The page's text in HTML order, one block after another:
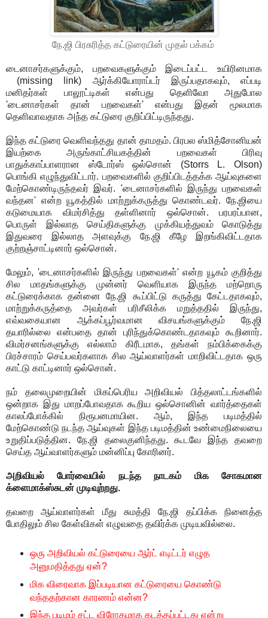
நே.ஜி பிரசுரித்த கட்டுரையின் முதல் பக்கம்
டைனாசர்களுக்கும், பறவைகளுக்கும் இடைப்பட்ட உயிரினமாக
(missing link) ஆர்க்கியோராப்டர் இருப்பதாகவும், எப்படி
மனிதர்கள் பாலூட்டிகள் என்பது தெளிவோ அதுபோல
'டைனாசர்கள் தான் பறவைகள்' என்பது இதன் மூலமாக
தெளிவாவதாக அந்த கட்டுரை குறிப்பிட்டிருந்தது.
இந்த கட்டுரை வெளிவந்தது தான் தாமதம். பிரபல ஸ்மித்சோனியன்
இயற்கை அருங்காட்சியகத்தின் பறவைகள் பிரிவு
பாதுக்காப்பாளரான ஸ்டோர்ஸ் ஒல்சொன் (Storrs L. Olson)
பொங்கி எழுந்துவிட்டார். பறவைகளில் குறிப்பிடத்தக்க ஆய்வுகளை
மேற்கொண்டிருந்தவர் இவர். 'டைனாசர்களில் இருந்து பறவைகள்
வந்தன' என்ற யூகத்தில் மாற்றுக்கருத்து கொண்டவர். நே.ஜியை
கடுமையாக விமர்சித்து தள்ளினார் ஒல்சொன். பரபரப்பான,
பொருள் இல்லாத செய்திகளுக்கு முக்கியத்துவம் கொடுத்து
இதுவரை இல்லாத அளவுக்கு நே.ஜி கீழே இறங்கிவிட்டதாக
குற்றஞ்சாட்டினார் ஒல்சொன்.
மேலும், 'டைனாசர்களில் இருந்து பறவைகள்' என்ற யூகம் குறித்து
சில மாதங்களுக்கு முன்னர் வெளியாக இருந்த மற்றொரு
கட்டுரைக்காக தன்னை நே.ஜி கூப்பிட்டு கருத்து கேட்டதாகவும்,
மாற்றுக்கருத்தை அவர்கள் பரிசீலிக்க மறுத்ததில் இருந்து,
எவ்வகையான ஆக்கப்பூர்வமான விசயங்களுக்கும் நே.ஜி
தயாரில்லை என்பதை தான் புரிந்துக்கொண்டதாகவும் கூறினார்.
விமர்சனங்களுக்கு எல்லாம் கிரீடமாக, தங்கள் நம்பிக்கைக்கு
பிரச்சாரம் செய்பவர்களாக சில ஆய்வாளர்கள் மாறிவிட்டதாக ஒரு
காட்டு காட்டினார் ஒல்சொன்.
நம் தலைமுறையின் மிகப்பெரிய அறிவியல் பித்தலாட்டங்களில்
ஒன்றாக இது மாறப்போவதாக கூறிய ஒல்சொனின் வார்த்தைகள்
காலப்போக்கில் நிரூபனமாயின. ஆம், இந்த படிமத்தில்
மேற்கொண்டு நடந்த ஆய்வுகள் இந்த படிமத்தின் உண்மைநிலையை
உறுதிப்படுத்தின. நே.ஜி தலைகுனிந்தது. கூடவே இந்த தவறை
செய்த ஆய்வாளர்களும் மன்னிப்பு கோரினர்.
அறிவியல் போர்வையில் நடந்த நாடகம் மிக சோகமான
க்ளைமாக்ஸ்சுடன் முடிவுற்றது.
தவறை ஆய்வாளர்கள் மீது சுமத்தி நே.ஜி தப்பிக்க நினைத்த
போதிலும் சில கேள்விகள் எழுவதை தவிர்க்க முடியவில்லை.
ஒரு அறிவியல் கட்டுரையை ஆர்ட் எடிட்டர் எழுத
அனுமதித்தது ஏன்?
மிக விரைவாக இப்படியான கட்டுரையை கொண்டு
வந்ததற்கான காரணம் என்ன?
இந்த படிமம் சட்ட விரோதமாக கடத்தப்பட்டது என்று